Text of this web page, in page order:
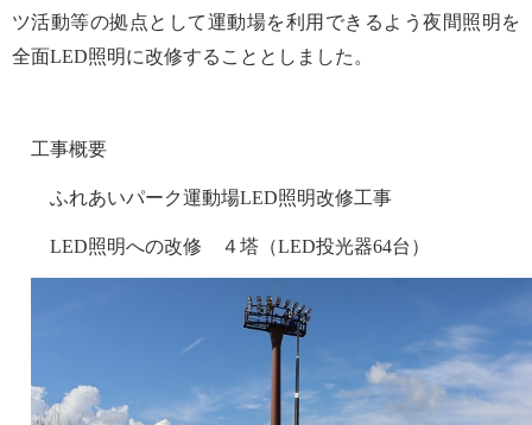
ツ活動等の拠点として運動場を利用できるよう夜間照明を
全面LED照明に改修することとしました。
工事概要
ふれあいパーク運動場LED照明改修工事
LED照明への改修 ４塔（LED投光器64台）